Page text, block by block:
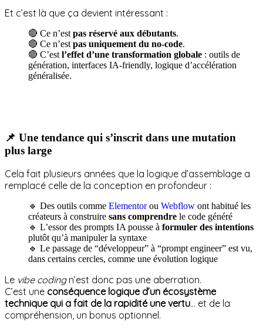
Et c’est là que ça devient intéressant :
🔴 Ce n’est pas réservé aux débutants.
🔴 Ce n’est pas uniquement du no-code.
🔴 C’est l’effet d’une transformation globale : outils de
génération, interfaces IA-friendly, logique d’accélération
généralisée.
📌 Une tendance qui s’inscrit dans une mutation
plus large
Cela fait plusieurs années que la logique d’assemblage a
remplacé celle de la conception en profondeur :
🔹 Des outils comme Elementorou Webflow ont habitué les
créateurs à construire sans comprendre le code généré
🔹 L’essor des prompts IA pousse à formuler des intentions
plutôt qu’à manipuler la syntaxe
🔹 Le passage de “développeur” à “prompt engineer” est vu,
dans certains cercles, comme une évolution logique
Le vibe codingn’est donc pas une aberration.
C’est une conséquence logique d’un écosystème
technique qui a fait de la rapidité une vertu… et de la
compréhension, un bonus optionnel.